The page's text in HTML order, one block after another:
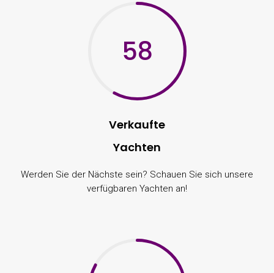
58
Verkaufte
Yachten
Werden Sie der Nächste sein? Schauen Sie sich unsere
verfügbaren Yachten an!